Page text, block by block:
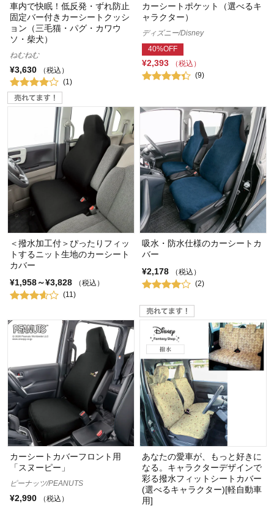
車内で快眠！低反発・ずれ防止
固定バー付きカーシートクッシ
ョン（三毛猫・パグ・カワウ
ソ・柴犬）
ねむねむ
¥3,630
（税込）
(1)
カーシートポケット（選べるキ
ャラクター）
ディズニー/Disney
40%OFF
¥2,393
（税込）
(9)
＜撥水加工付＞ぴったりフィッ
トするニット生地のカーシート
カバー
¥1,958～¥3,828
（税込）
(11)
吸水・防水仕様のカーシートカ
バー
¥2,178
（税込）
(2)
カーシートカバーフロント用
「スヌーピー」
ピーナッツ/PEANUTS
¥2,990 （税込）
あなたの愛車が、もっと好きに
なる。キャラクターデザインで
彩る撥水フィットシートカバー
(選べるキャラクター)[軽自動車
用]